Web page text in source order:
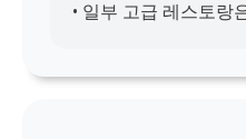
• 일부 고급 레스토랑